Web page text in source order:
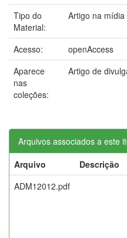
Tipo do
Material:
Artigo na mídia
Acesso:
openAccess
Aparece
nas
coleções:
Artigo de
Arquivos associados a este
Arquivo
Descrição
ADM12012.pdf